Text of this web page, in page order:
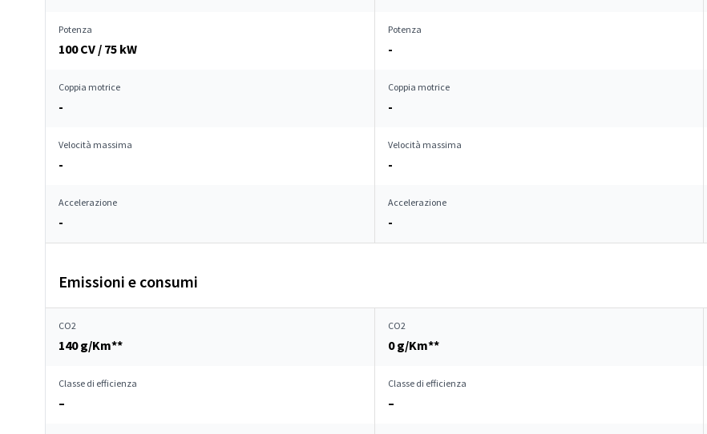
Potenza
100 CV / 75 kW
Potenza
-
Coppia motrice
-
Coppia motrice
-
Velocità massima
-
Velocità massima
-
Accelerazione
-
Accelerazione
-
Emissioni e consumi
CO2
140 g/Km**
CO2
0 g/Km**
Classe di efficienza
–
Classe di efficienza
–